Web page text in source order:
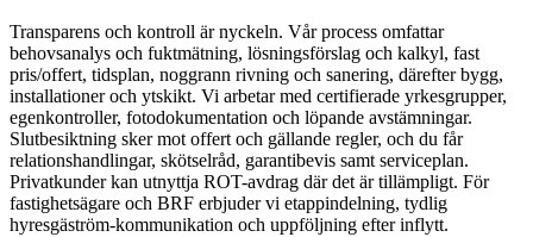
Transparens och kontroll är nyckeln. Vår process omfattar
behovsanalys och fuktmätning, lösningsförslag och kalkyl, fast
pris/offert, tidsplan, noggrann rivning och sanering, därefter bygg,
installationer och ytskikt. Vi arbetar med certifierade yrkesgrupper,
egenkontroller, fotodokumentation och löpande avstämningar.
Slutbesiktning sker mot offert och gällande regler, och du får
relationshandlingar, skötselråd, garantibevis samt serviceplan.
Privatkunder kan utnyttja ROT-avdrag där det är tillämpligt. För
fastighetsägare och BRF erbjuder vi etappindelning, tydlig
hyresgäström-kommunikation och uppföljning efter inflytt.